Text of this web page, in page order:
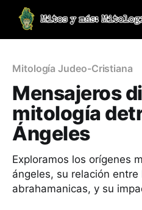
Mitología Judeo-Cristiana
Mensajeros
mitología
Ángeles
Exploramos los orígenes
ángeles, su relación entre
abrahamanicas, y su